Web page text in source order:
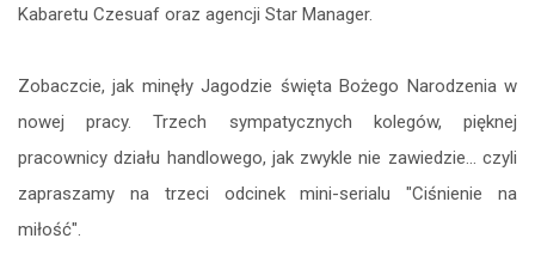
Kabaretu Czesuaf oraz agencji Star Manager.
Zobaczcie, jak minęły Jagodzie święta Bożego Narodzenia w
nowej pracy. Trzech sympatycznych kolegów, pięknej
pracownicy działu handlowego, jak zwykle nie zawiedzie... czyli
zapraszamy na trzeci odcinek mini-serialu "Ciśnienie na
miłość".